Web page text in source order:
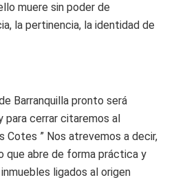
muere sin poder de
la pertinencia, la identidad de
Barranquilla pronto será
cerrar citaremos al
Cotes ” Nos atrevemos a decir,
que abre de forma práctica y
ligados al origen